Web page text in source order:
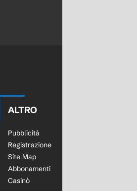
ALTRO
Pubblicità
Registrazione
Site Map
Abbonamenti
Casinò